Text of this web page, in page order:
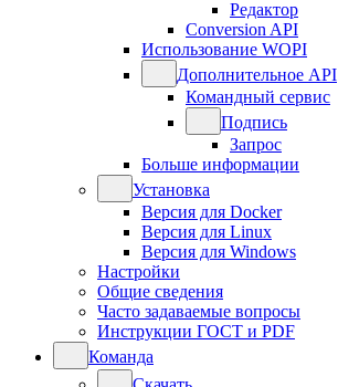
Редактор
Conversion API
Использование WOPI
Дополнительное API
Командный сервис
Подпись
Запрос
Больше информации
Установка
Версия для Docker
Версия для Linux
Версия для Windows
Настройки
Общие сведения
Часто задаваемые вопросы
Инструкции ГОСТ и PDF
Команда